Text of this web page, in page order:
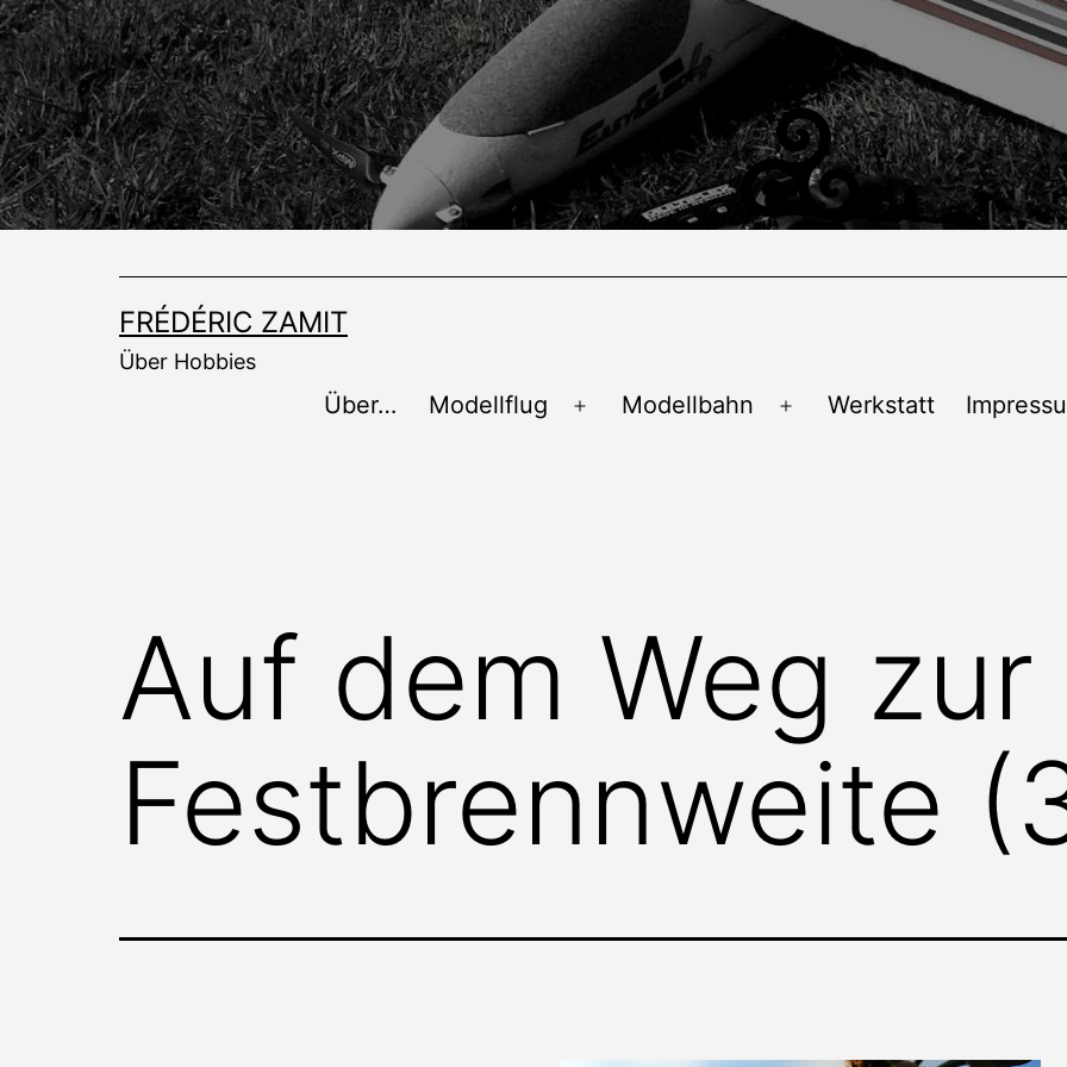
Zum
Inhalt
springen
FRÉDÉRIC ZAMIT
Über Hobbies
Über… Modellflug
Menü
Modellbahn
Menü
Werkstatt
Auf dem Weg zur
Festbrennweite